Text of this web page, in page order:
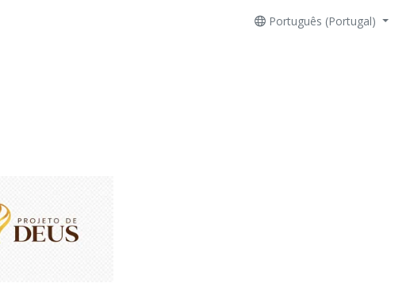
Português (Portugal)